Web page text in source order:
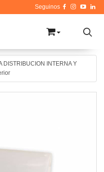
DISTRIBUCION INTERNA Y